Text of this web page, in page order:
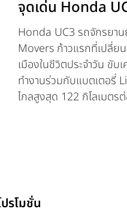
จุดเด่น Honda
Honda UC3 รถจักรยา
Movers ก้าวแรกที่เปลี่ย
เมืองในชีวิตประจำวัน ขั
ทำงานร่วมกับแบตเตอรี่
ไกลสูงสุด 122 กิโลเมตร
ตำแหน่ง พร้อมโครงสร้า
รโมชั่น